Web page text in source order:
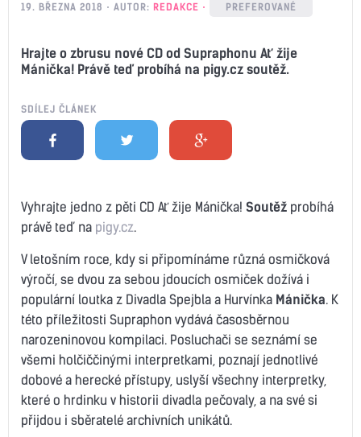
19. BŘEZNA 2018 AUTOR: REDAKCE PREFEROVANÉ
Hrajte o zbrusu nové CD od Supraphonu Ať žije
Mánička! Právě teď probíhá na pigy.cz soutěž.
SDÍLEJ ČLÁNEK
Vyhrajte jedno z pěti CD Ať žije Mánička! Soutěž probíhá
právě teď na pigy.cz.
V letošním roce, kdy si připomínáme různá osmičková
výročí, se dvou za sebou jdoucích osmiček dožívá i
populární loutka z Divadla Spejbla a Hurvínka Mánička. K
této příležitosti Supraphon vydává časosběrnou
narozeninovou kompilaci. Posluchači se seznámí se
všemi holčiččinými interpretkami, poznají jednotlivé
dobové a herecké přístupy, uslyší všechny interpretky,
které o hrdinku v historii divadla pečovaly, a na své si
přijdou i sběratelé archivních unikátů.